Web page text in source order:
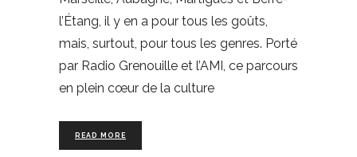
l’Étang, il y en a pour tous les goûts,
mais, surtout, pour tous les genres. Porté
par Radio Grenouille et l’AMI, ce parcours
en plein cœur de la culture
READ MORE